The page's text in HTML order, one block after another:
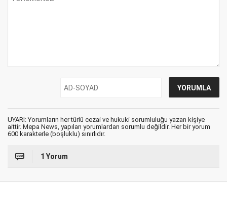
UYARI: Yorumların her türlü cezai ve hukuki sorumluluğu yazan kişiye
aittir. Mepa News, yapılan yorumlardan sorumlu değildir. Her bir yorum
600 karakterle (boşluklu) sınırlıdır.
1 Yorum